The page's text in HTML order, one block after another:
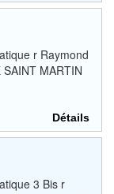
r Raymond
MARTIN
Détails
3 Bis r